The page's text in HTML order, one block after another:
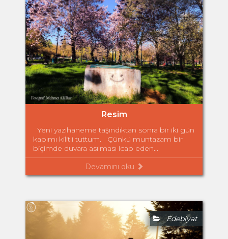
Resim
Yeni yazıhaneme taşındıktan sonra bir iki gün
kapımı kilitli tuttum. Çünkü muntazam bir
biçimde duvara asılması icap eden...
Devamını oku
Edebiyat